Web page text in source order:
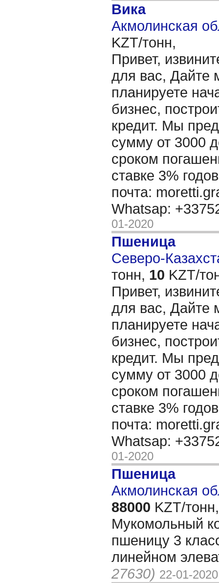
Вика
Акмолинская
KZT/тонн,
Привет,
для вас, Дайте
планируете
бизнес,
кредит. Мы
сумму от 3000
сроком
ставке 3%
почта:
Whatsap:
01-2020
Пшеница
Северо-
тонн, 10 KZT/
Привет,
для вас, Дайте
планируете
бизнес,
кредит. Мы
сумму от 3000
сроком
ставке 3%
почта:
Whatsap:
01-2020
Пшеница
Акмолинская
88000 KZT/тонн,
Мукомольный
пшеницу 3
линейном
27630) 22-01-2020